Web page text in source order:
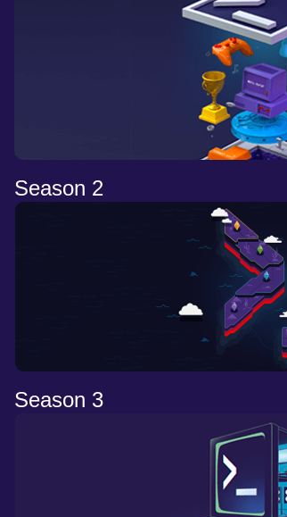
Season 2
Season 3